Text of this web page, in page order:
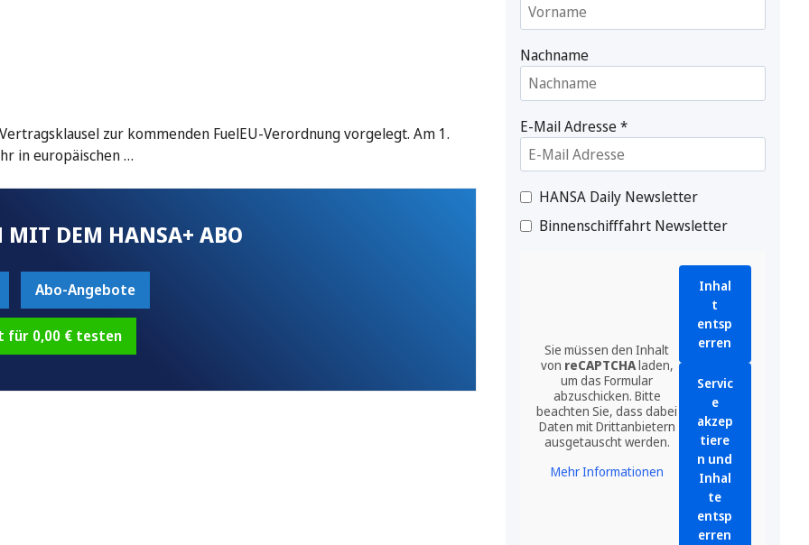
zur kommenden FuelEU-Verordnung vorgelegt. Am 1.
in europäischen …
MIT DEM HANSA+ ABO
Abo-Angebote
für 0,00 € testen
Nachname
E-Mail Adresse*
HANSA Daily Newsletter
Binnenschifffahrt Newsletter
Sie müssen den Inhalt
von reCAPTCHAladen,
um das Formular
abzuschicken. Bitte
beachten Sie, dass dabei
Daten mit Drittanbietern
ausgetauscht werden.
Mehr Informationen
Inhal
t
entsp
erren
Servic
e
akzep
tiere
n und
Inhal
te
entsp
erren